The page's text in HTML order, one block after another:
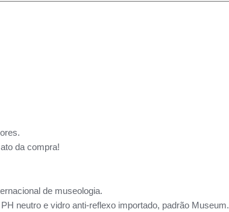
da compra!
de museologia.
neutro e vidro anti-reflexo importado, padrão Museum.